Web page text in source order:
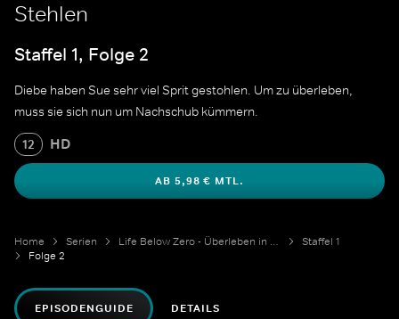
Stehlen
Staffel 1, Folge 2
Diebe haben Sue sehr viel Sprit gestohlen. Um zu überleben,
muss sie sich nun um Nachschub kümmern.
12 HD
AB 5,98 € MTL.
Home Serien Life Below Zero - Überleben in Alaska
Staffel 1
Folge 2
EPISODENGUIDE DETAILS